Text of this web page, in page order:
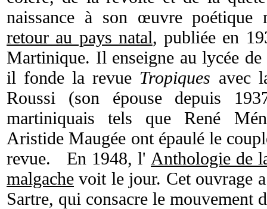
naissance à son œuvre poétique
retour au pays natal, publiée en
Martinique. Il enseigne au lycée
il fonde la revue Tropiques avec
Roussi (son épouse depuis
martiniquais tels que René
Aristide Maugée ont épaulé le
revue. En 1948, l' Anthologie de
malgache voit le jour. Cet ouvrage
Sartre, qui consacre le mouvement